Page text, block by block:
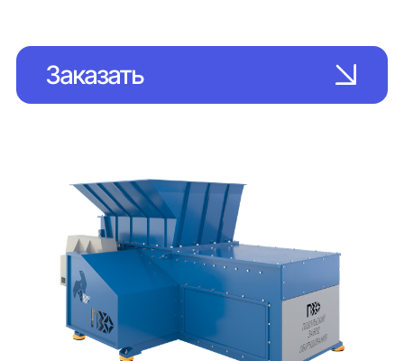
Заказать